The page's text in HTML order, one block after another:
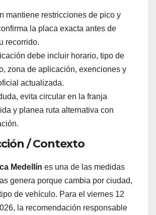
mantiene restricciones de pico y
la placa exacta antes de
recorrido.
debe incluir horario, tipo de
zona de aplicación, exenciones y
actualizada.
evita circular en la franja
y planea ruta alternativa con
/ Contexto
Medellín es una de las medidas
genera porque cambia por ciudad,
de vehículo. Para el viernes 12
la recomendación responsable